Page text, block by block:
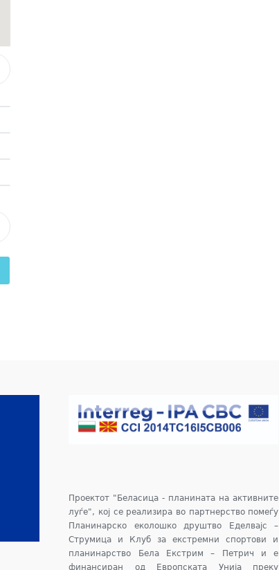
Проектот "Беласица - планината на активните
луѓе", кој се реализира во партнерство помеѓу
Планинарско еколошко друштво Еделвајс –
Струмица и Клуб за екстремни спортови и
планинарство Бела Екстрим – Петрич и е
финансиран од Европската Унија преку